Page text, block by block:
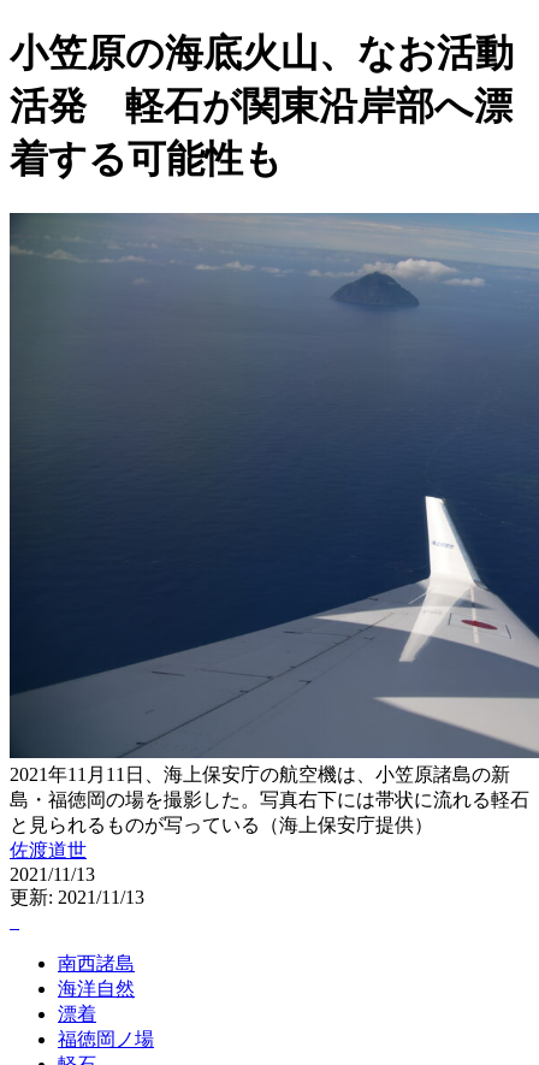
小笠原の海底火山、なお活動
活発 軽石が関東沿岸部へ漂
着する可能性も
2021年11月11日、海上保安庁の航空機は、小笠原諸島の新
島・福徳岡の場を撮影した。写真右下には帯状に流れる軽石
と見られるものが写っている（海上保安庁提供）
佐渡道世
2021/11/13
更新: 2021/11/13
南西諸島
海洋自然
漂着
福徳岡ノ場